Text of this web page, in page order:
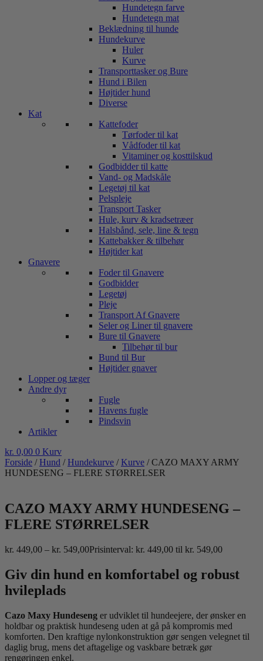
Hundetegn farve
Hundetegn mat
Beklædning til hunde
Hundekurve
Huler
Kurve
Transporttasker og Bure
Hund i Bilen
Højtider hund
Diverse
Kat
Kattefoder
Tørfoder til kat
Vådfoder til kat
Vitaminer og kosttilskud
Godbidder til katte
Vand- og Madskåle
Legetøj til kat
Pelspleje
Transport Tasker
Hule, kurv & kradsetræer
Halsbånd, sele, line & tegn
Kattebakker & tilbehør
Højtider kat
Gnavere
Foder til Gnavere
Godbidder
Legetøj
Pleje
Transport Af Gnavere
Seler og Liner til gnavere
Bure til Gnavere
Tilbehør til bur
Bund til Bur
Højtider gnaver
Lopper og tæger
Andre dyr
Fugle
Havens fugle
Pindsvin
Artikler
kr. 0,00 0 Kurv
Forside /Hund /Hundekurve /Kurve / CAZO MAXY ARMY
HUNDESENG – FLERE STØRRELSER
CAZO MAXY ARMY HUNDESENG –
FLERE STØRRELSER
kr. 449,00 – kr. 549,00Prisinterval: kr. 449,00 til kr. 549,00
Giv din hund en komfortabel og robust
hvileplads
Cazo Maxy Hundeseng er udviklet til hundeejere, der ønsker en
holdbar og praktisk hundeseng uden at gå på kompromis med
komforten. Den kraftige nylonkonstruktion gør sengen velegnet til
daglig brug, mens det aftagelige og vaskbare betræk gør
rengøringen enkel.